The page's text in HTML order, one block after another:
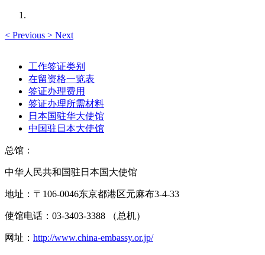
< Previous > Next
工作签证类别
在留资格一览表
签证办理费用
签证办理所需材料
日本国驻华大使馆
中国驻日本大使馆
总馆：
中华人民共和国驻日本国大使馆
地址：〒106-0046东京都港区元麻布3-4-33
使馆电话：03-3403-3388 （总机）
网址： http://www.china-embassy.or.jp/